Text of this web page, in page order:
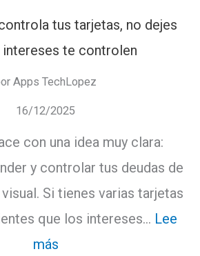
tus tarjetas, no dejes
te controlen
Apps TechLopez
16/12/2025
con una idea muy clara:
y controlar tus deudas de
Si tienes varias tarjetas
que los intereses… Lee
más: